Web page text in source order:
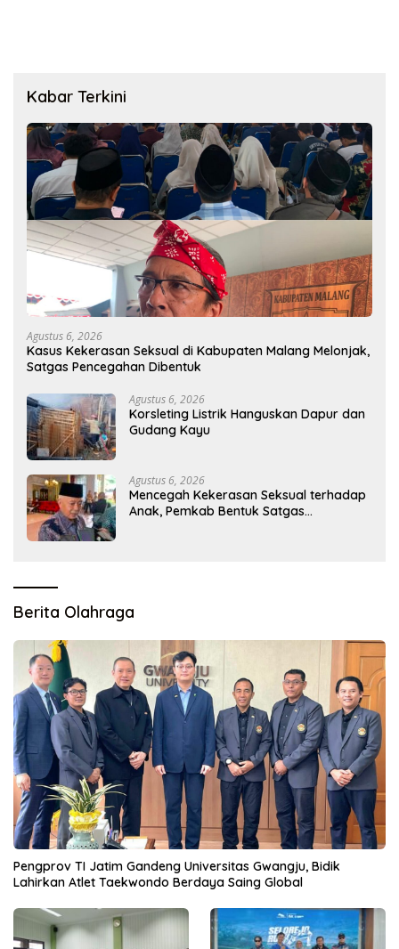
Kabar Terkini
Agustus 6, 2026
Kasus Kekerasan Seksual di Kabupaten Malang Melonjak,
Satgas Pencegahan Dibentuk
Agustus 6, 2026
Korsleting Listrik Hanguskan Dapur dan
Gudang Kayu
Agustus 6, 2026
Mencegah Kekerasan Seksual terhadap
Anak, Pemkab Bentuk Satgas
Berita Olahraga
Pengprov TI Jatim Gandeng Universitas Gwangju, Bidik
Lahirkan Atlet Taekwondo Berdaya Saing Global